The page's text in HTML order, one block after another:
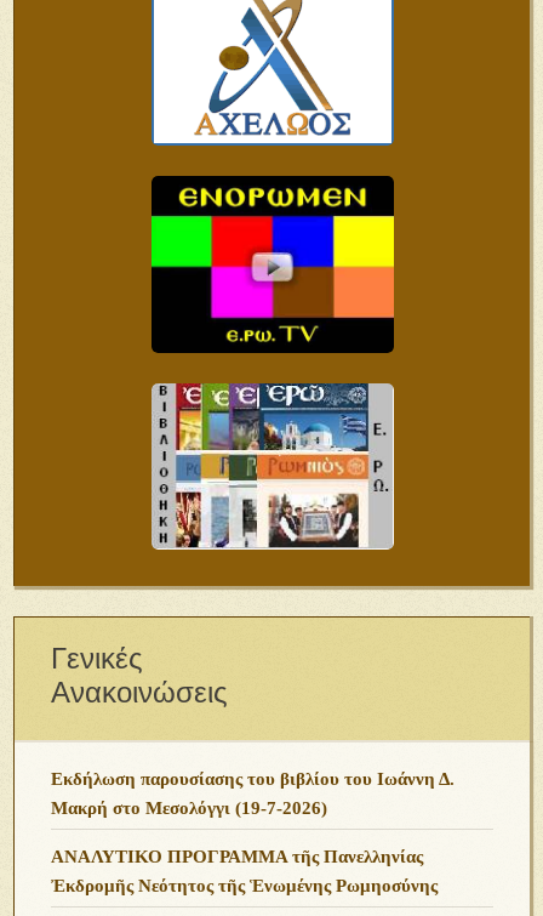
Γενικές
Ανακοινώσεις
Εκδήλωση παρουσίασης του βιβλίου του Ιωάννη Δ.
Μακρή στο Μεσολόγγι (19-7-2026)
ΑΝΑΛΥΤΙΚΟ ΠΡΟΓΡΑΜΜΑ τῆς Πανελληνίας
Ἐκδρομῆς Νεότητος τῆς Ἑνωμένης Ρωμηοσύνης